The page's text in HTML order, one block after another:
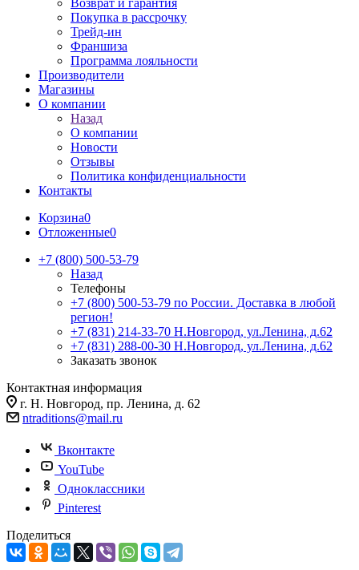
Возврат и гарантия
Покупка в рассрочку
Трейд-ин
Франшиза
Программа лояльности
Производители
Магазины
О компании
Назад
О компании
Новости
Отзывы
Политика конфиденциальности
Контакты
Корзина0
Отложенные0
+7 (800) 500-53-79
Назад
Телефоны
+7 (800) 500-53-79 по России. Доставка в любой
регион!
+7 (831) 214-33-70 Н.Новгород, ул.Ленина, д.62
+7 (831) 288-00-30 Н.Новгород, ул.Ленина, д.62
Заказать звонок
Контактная информация
г. Н. Новгород, пр. Ленина, д. 62
ntraditions@mail.ru
Вконтакте
YouTube
Одноклассники
Pinterest
Поделиться